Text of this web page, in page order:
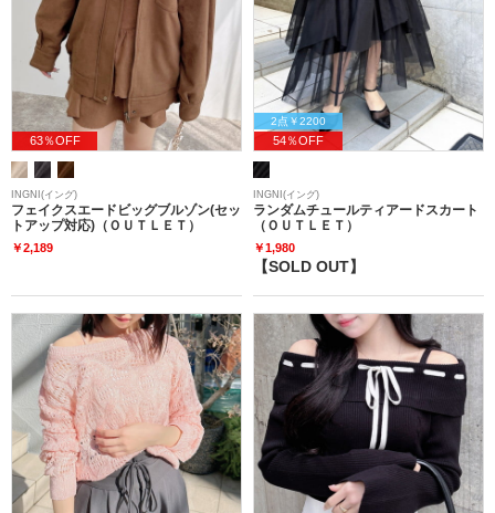
63％OFF
INGNI(イング)
フェイクスエードビッグブルゾン(セッ
トアップ対応)（ＯＵＴＬＥＴ）
￥2,189
2点￥2200
54％OFF
INGNI(イング)
ランダムチュールティアードスカート
（ＯＵＴＬＥＴ）
￥1,980
【SOLD OUT】